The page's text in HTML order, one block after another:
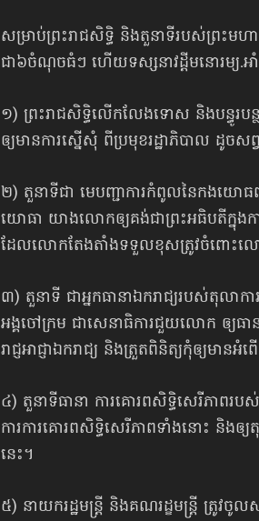
សម្រាប់ព្រះរាជសិទ្ធិ និងតួនាទីរបស់ព្រះ
ជា៦ចំណុចធំៗ ហើយទស្សនាវដ្ដីមនោរម្យ.
១) ព្រះរាជសិទ្ធិលើកលែងទោស និងបន្ធូ
ឲ្យមានការស្នើសុំ ពីប្រមុខរដ្ឋាភិបាល ដូចសព្វ
២) តួនាទីជា មេបញ្ជាការកំពូលនៃកងយោ
យោធា យាងលោកឲ្យគង់ជាព្រះអធិបតីក្នុងក
ដែលលោកតែងតាំងទទួលខុសត្រូវចំពោះលោក
៣) តួនាទី ជាអ្នកធានាឯករាជ្យរបស់តុលាក
អង្គចៅក្រម ជាសេនាធិការជួយលោក ឲ្យធាន
រាជ្ញអាជ្ញាឯករាជ្យ និងត្រួតពិនិត្យកុំឲ្យមាន
៤) តួនាទីធានា ការគោរពសិទ្ធិសេរីភាពរ
ការការគោរពសិទ្ធិសេរីភាពទាំងនោះ និងឲ្
នេះ។
៥) នាយករដ្ឋមន្ត្រី និងគណរដ្ខមន្ត្រី ត្រូវ